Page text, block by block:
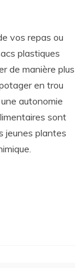
vos repas ou
plastiques
de manière plus
en trou
autonomie
sont
jeunes plantes